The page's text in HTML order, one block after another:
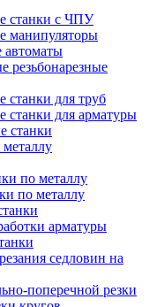
станки с ЧПУ
манипуляторы
автоматы
резьбонарезные
станки для труб
станки для арматуры
станки
металлу
по металлу
по металлу
арматуры
седловин на
поперечной резки